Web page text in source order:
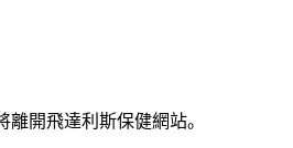
離開飛達利斯保健網站。